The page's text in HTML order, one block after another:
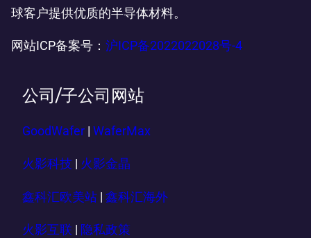
球客户提供优质的半导体材料。
网站ICP备案号： 沪ICP备2022022028号-4
公司/子公司网站
GoodWafer | WaferMax
火影科技 火影金晶
鑫科汇欧美站 | 鑫科汇海外
火影互联 隐私政策